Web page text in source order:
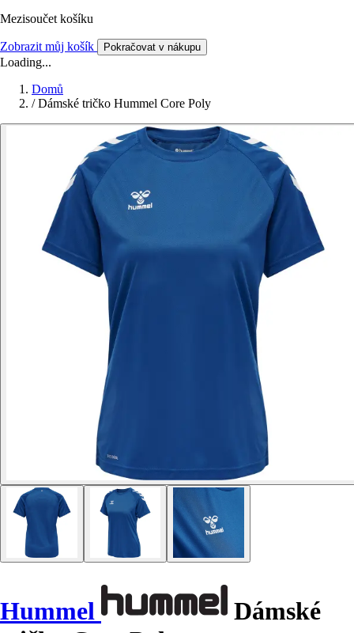
Mezisoučet košíku
Zobrazit můj košík Pokračovat v nákupu
Loading...
Domů
/ Dámské tričko Hummel Core Poly
Hummel
Dámské